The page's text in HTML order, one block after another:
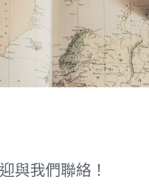
與我們聯絡！